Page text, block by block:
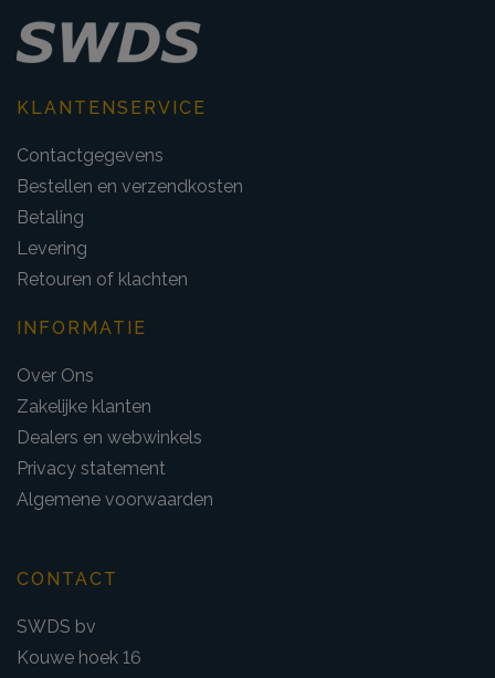
KLANTENSERVICE
Contactgegevens
Bestellen en verzendkosten
Betaling
Levering
Retouren of klachten
INFORMATIE
Over Ons
Zakelijke klanten
Dealers en webwinkels
Privacy statement
Algemene voorwaarden
CONTACT
SWDS bv
Kouwe hoek 16